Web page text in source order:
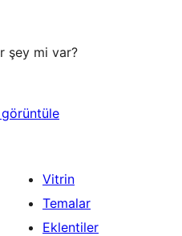
şey mi var?
Vitrin
Temalar
Eklentiler